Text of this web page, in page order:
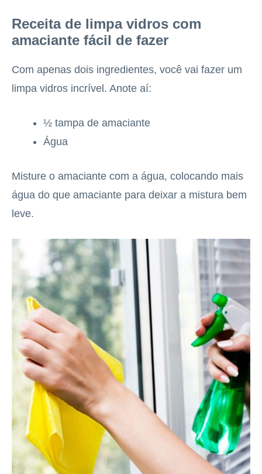
Receita de limpa vidros com
amaciante fácil de fazer
Com apenas dois ingredientes, você vai fazer um
limpa vidros incrível. Anote aí:
½ tampa de amaciante
Água
Misture o amaciante com a água, colocando mais
água do que amaciante para deixar a mistura bem
leve.